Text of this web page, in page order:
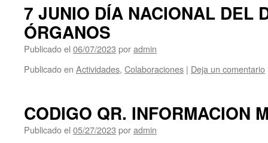
7 JUNIO DÍA NACIONAL DEL
ÓRGANOS
Publicado el 06/07/2023 poradmin
Publicado en Actividades, Colaboraciones | Deja un comentario
CODIGO QR. INFORMACION
Publicado el 05/27/2023 poradmin